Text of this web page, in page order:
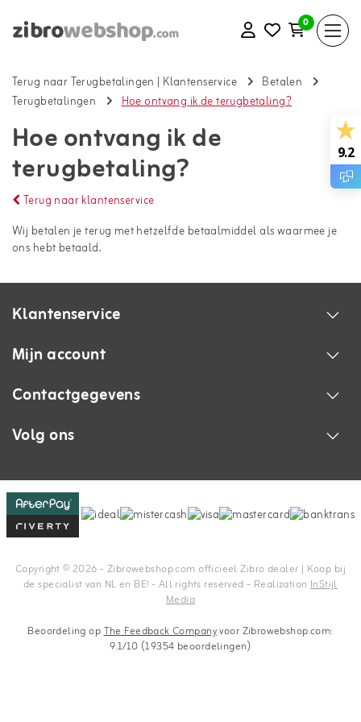
0
Terug naar Terugbetalingen | Klantenservice
Betalen
Terugbetalingen
Hoe ontvang ik de terugbetaling?
Hoe ontvang ik de
terugbetaling?
Terug naar klantenservice
Wij betalen je terug met hetzelfde betaalmiddel als waarmee je
ons hebt betaald.
Klantenservice
Mijn account
Contactgegevens
Volg ons
Copyright © 2026 - Zibrowebshop.com officieel Zibro dealer | Koop bij
de specialist van NL en BE! - All rights reserved - Realization InStijl
Media
9.2
Beoordeling opThe Feedback Companyvoor Zibrowebshop.com:
9.1/10 (19354 beoordelingen)